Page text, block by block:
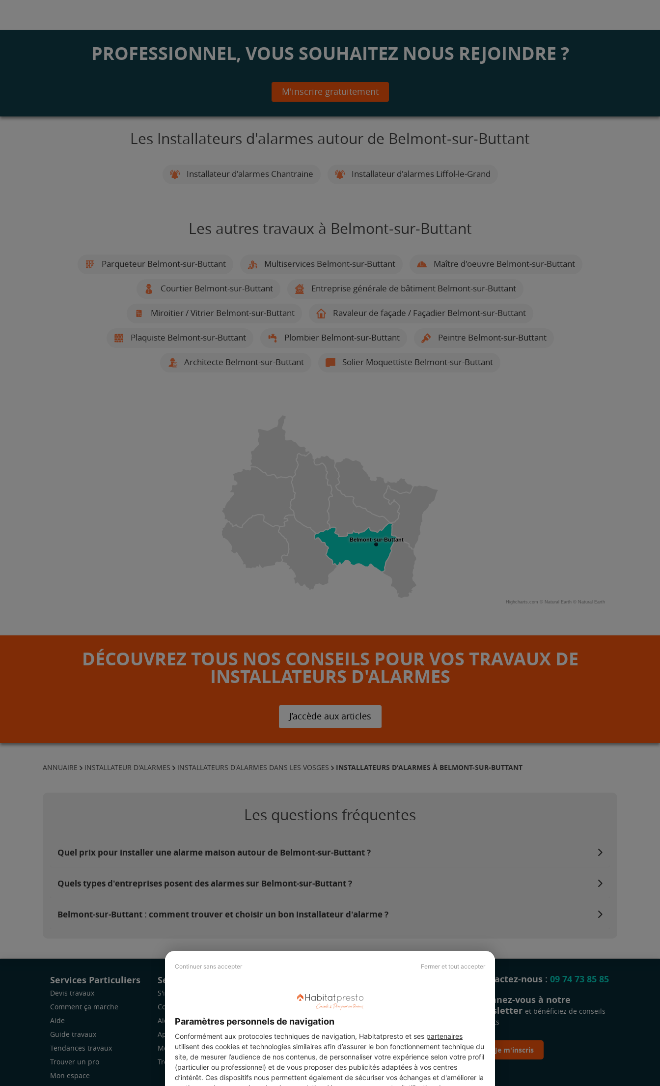
Continuer sans accepter Fermer et tout accepter
Paramètres personnels de navigation
Conformément aux protocoles techniques de navigation, Habitatpresto et ses partenaires
utilisent des cookies et technologies similaires afin d’assurer le bon fonctionnement technique du
site, de mesurer l’audience de nos contenus, de personnaliser votre expérience selon votre profil
(particulier ou professionnel) et de vous proposer des publicités adaptées à vos centres
d’intérêt. Ces dispositifs nous permettent également de sécuriser vos échanges et d'améliorer la
PROFESSIONNEL, VOUS SOUHAITEZ NOUS REJOINDRE ?
M'inscrire gratuitement
Les Installateurs d'alarmes autour de Belmont-sur-Buttant
Installateur d'alarmes Chantraine Installateur d'alarmes Liffol-le-Grand
Les autres travaux à Belmont-sur-Buttant
Parqueteur Belmont-sur-Buttant Multiservices Belmont-sur-Buttant Maître d'oeuvre Belmont-sur-Buttant
Courtier Belmont-sur-Buttant Entreprise générale de bâtiment Belmont-sur-Buttant
Miroitier / Vitrier Belmont-sur-Buttant Ravaleur de façade / Façadier Belmont-sur-Buttant
Plaquiste Belmont-sur-Buttant Plombier Belmont-sur-Buttant Peintre Belmont-sur-Buttant
Architecte Belmont-sur-Buttant Solier Moquettiste Belmont-sur-Buttant
Belmont-sur-Buttant
Highcharts.com © Natural Earth © Natural Earth
DÉCOUVREZ TOUS NOS CONSEILS POUR VOS TRAVAUX DE
INSTALLATEURS D'ALARMES
J’accède aux articles
ANNUAIRE INSTALLATEUR D'ALARMES INSTALLATEURS D'ALARMES DANS LES VOSGES INSTALLATEURS D'ALARMES À BELMONT-SUR-BUTTANT
Les questions fréquentes
Quel prix pour installer une alarme maison autour de Belmont-sur-Buttant ?
Quels types d'entreprises posent des alarmes sur Belmont-sur-Buttant ?
Belmont-sur-Buttant : comment trouver et choisir un bon installateur d'alarme ?
Services Particuliers
Devis travaux
Comment ça marche
Aide
Guide travaux
Tendances travaux
Trouver un pro
Mon espace
Services Pro
S'inscrire
Comment ça marche
Aide
Application Mobile
Mon espace
Trouver des chantiers
Revue de presse
Légal
Charte cookies
Contactez-nous : 09 74 73 85 85
Abonnez-vous à notre
newsletter et bénéficiez de conseils
gratuits
Je m'inscris